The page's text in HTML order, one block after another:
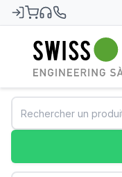
Swiss-Green